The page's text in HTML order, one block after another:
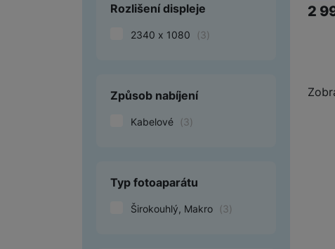
Rozlišení displeje
2340 x 1080 (3)
Způsob nabíjení
Kabelové (3)
Typ fotoaparátu
Širokouhlý, Makro (3)
2